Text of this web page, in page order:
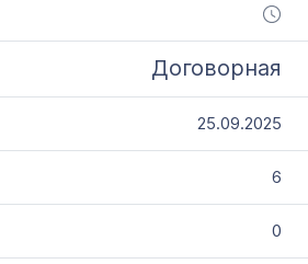
Договорная
25.09.2025
6
0